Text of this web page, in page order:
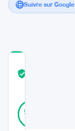
Suivre sur
94